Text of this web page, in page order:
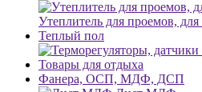
Утеплитель для проемов,
Теплый пол
Товары для отдыха
Фанера, ОСП, МДФ, ДСП